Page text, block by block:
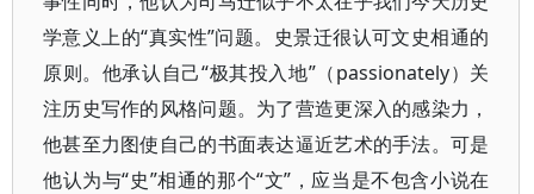
学意义上的“真实性”问题。史景迁很认可文史相通的
原则。他承认自己“极其投入地”（passionately）关
注历史写作的风格问题。为了营造更深入的感染力，
他甚至力图使自己的书面表达逼近艺术的手法。可是
他认为与“史”相通的那个“文”，应当是不包含小说在